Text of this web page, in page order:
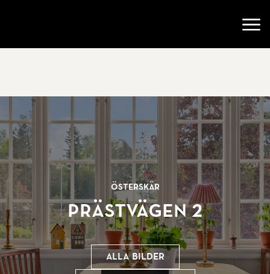
Österskär
Prästvägen 2
Alla bilder